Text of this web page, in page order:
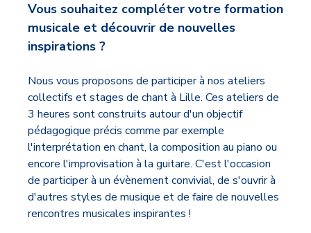
Vous souhaitez compléter votre formation
musicale et découvrir de nouvelles
inspirations ?
Nous vous proposons de participer à nos ateliers
collectifs et stages de chant à Lille. Ces ateliers de
3 heures sont construits autour d'un objectif
pédagogique précis comme par exemple
l'interprétation en chant, la composition au piano ou
encore l'improvisation à la guitare. C'est l'occasion
de participer à un évènement convivial, de s'ouvrir à
d'autres styles de musique et de faire de nouvelles
rencontres musicales inspirantes !